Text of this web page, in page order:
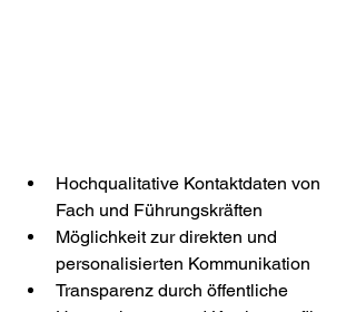
Hochqualitative Kontaktdaten von
Fach und Führungskräften
Möglichkeit zur direkten und
personalisierten Kommunikation
Transparenz durch öffentliche